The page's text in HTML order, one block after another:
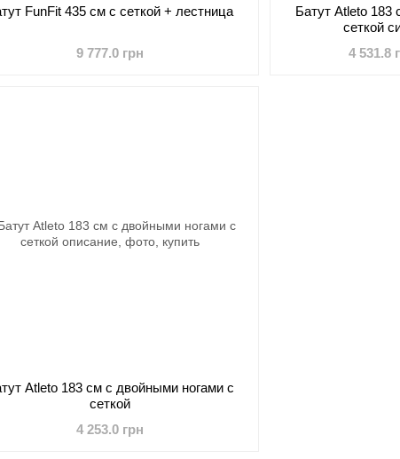
FunFit 435 см с сеткой + лестница
9 777.0 грн
Батут Atleto 183
сеткой
4 531.8
Atleto 183 см с двойными ногами с
сеткой
4 253.0 грн